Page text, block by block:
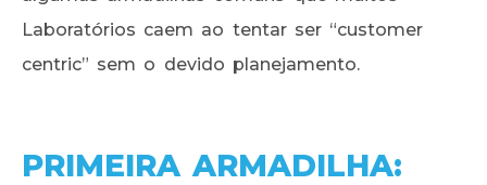
Laboratórios caem ao tentar ser “customer
centric” sem o devido planejamento.
PRIMEIRA ARMADILHA: